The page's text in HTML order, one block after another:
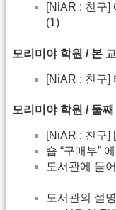
[NiAR : 친구]
(1)
모리미야 학원 / 본
[NiAR : 친구]
모리미야 학원 / 둘
[NiAR : 친구]
숍 “구매부”
도서관에 들
도서관의 설명